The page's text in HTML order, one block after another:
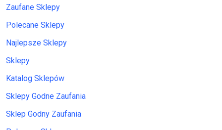
Zaufane Sklepy
Polecane Sklepy
Najlepsze Sklepy
Sklepy
Katalog Sklepów
Sklepy Godne Zaufania
Sklep Godny Zaufania